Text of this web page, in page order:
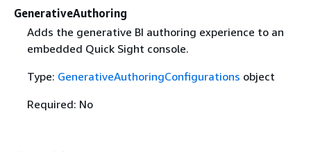
GenerativeAuthoring
Adds the generative BI authoring experience to an
embedded Quick Sight console.
Type: GenerativeAuthoringConfigurations object
Required: No